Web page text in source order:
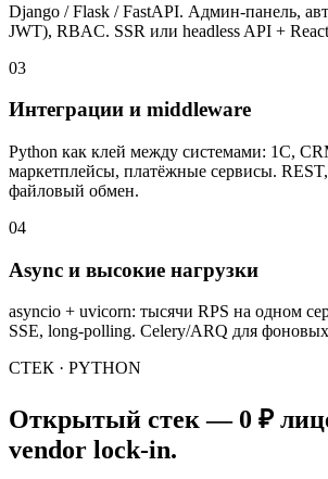
Django / Flask / FastAPI. Админ-панель,
JWT), RBAC. SSR или headless API +
03
Интеграции и middleware
Python как клей между системами: 1С,
маркетплейсы, платёжные сервисы.
файловый обмен.
04
Async и высокие нагрузки
asyncio + uvicorn: тысячи RPS на одном
SSE, long-polling. Celery/ARQ для фоновых
СТЕК · PYTHON
Открытый стек — 0 ₽
vendor lock-in.